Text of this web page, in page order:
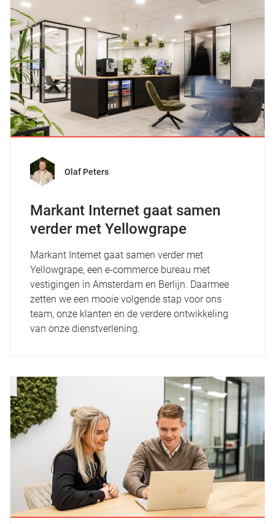
Olaf Peters
Markant Internet gaat samen
verder met Yellowgrape
Markant Internet gaat samen verder met
Yellowgrape, een e-commerce bureau met
vestigingen in Amsterdam en Berlijn. Daarmee
zetten we een mooie volgende stap voor ons
team, onze klanten en de verdere ontwikkeling
van onze dienstverlening.